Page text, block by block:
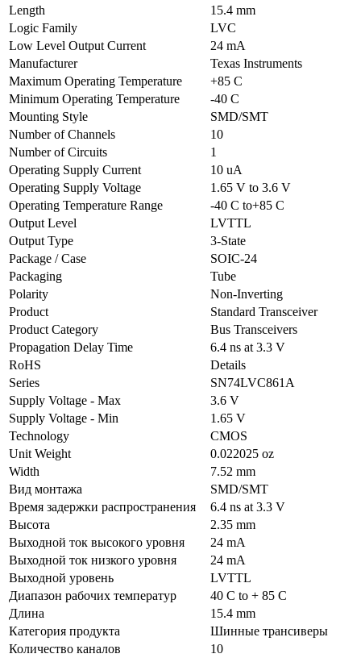
Length
15.4 mm
Logic Family
LVC
Low Level Output Current
24 mA
Manufacturer
Texas Instruments
Maximum Operating Temperature
+85 C
Minimum Operating Temperature
-40 C
Mounting Style
SMD/SMT
Number of Channels
10
Number of Circuits
1
Operating Supply Current
10 uA
Operating Supply Voltage
1.65 V to 3.6 V
Operating Temperature Range
-40 C to+85 C
Output Level
LVTTL
Output Type
3-State
Package / Case
SOIC-24
Packaging
Tube
Polarity
Non-Inverting
Product
Standard Transceiver
Product Category
Bus Transceivers
Propagation Delay Time
6.4 ns at 3.3 V
RoHS
Details
Series
SN74LVC861A
Supply Voltage - Max
3.6 V
Supply Voltage - Min
1.65 V
Technology
CMOS
Unit Weight
0.022025 oz
Width
7.52 mm
Вид монтажа
SMD/SMT
Время задержки распространения
6.4 ns at 3.3 V
Высота
2.35 mm
Выходной ток высокого уровня
24 mA
Выходной ток низкого уровня
24 mA
Выходной уровень
LVTTL
Диапазон рабочих температур
40 C to + 85 C
Длина
15.4 mm
Категория продукта
Шинные трансиверы
Количество каналов
10